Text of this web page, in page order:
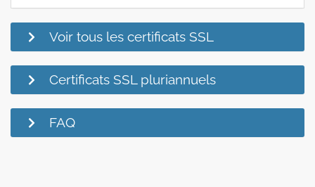
Voir tous les certificats SSL
Certificats SSL pluriannuels
FAQ